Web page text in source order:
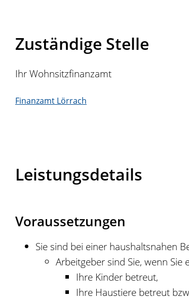
Zuständige Stelle
Ihr Wohnsitzfinanzamt
Finanzamt Lörrach
Leistungsdetails
Voraussetzungen
Sie sind bei einer haushaltsnahen
Arbeitgeber sind Sie, wenn Sie
Ihre Kinder betreut,
Ihre Haustiere betreut